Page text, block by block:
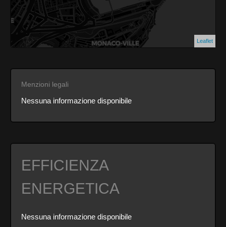
Leaflet
Menzioni legali
Nessuna informazione disponibile
EFFICIENZA
ENERGETICA
Nessuna informazione disponibile